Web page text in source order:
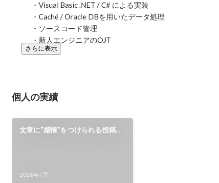
・Visual Basic .NET / C# による実装
・Caché / Oracle DBを用いたデータ処理
・ソースコード管理
・新人エンジニアのOJT
さらに表示
個人の実績
文章に"感情"をつけられる投稿サ
2026年7月